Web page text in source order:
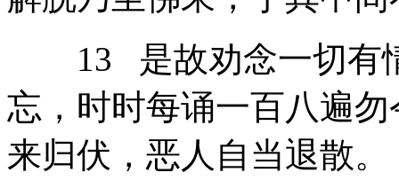
13 是故劝念一切有情
忘，时时每诵一百八遍
来归伏，恶人自当退散。